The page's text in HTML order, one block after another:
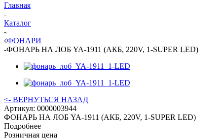
Главная
-
Каталог
-
ФОНАРИ
-ФОНАРЬ НА ЛОБ YA-1911 (АКБ, 220V, 1-SUPER LED)
<- ВЕРНУТЬСЯ НАЗАД
Артикул: 0000003944
ФОНАРЬ НА ЛОБ YA-1911 (АКБ, 220V, 1-SUPER LED)
Подробнее
Розничная цена